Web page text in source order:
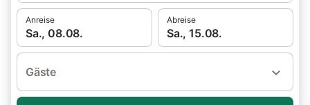
Anreise
Sa., 08.08.
Abreise
Sa., 15.08.
Gäste